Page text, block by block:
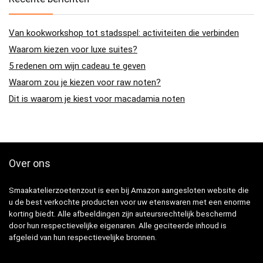
Van kookworkshop tot stadsspel: activiteiten die verbinden
Waarom kiezen voor luxe suites?
5 redenen om wijn cadeau te geven
Waarom zou je kiezen voor raw noten?
Dit is waarom je kiest voor macadamia noten
Over ons
Smaakatelierzoetenzout is een bij Amazon aangesloten website die
u de best verkochte producten voor uw etenswaren met een enorme
korting biedt. Alle afbeeldingen zijn auteursrechtelijk beschermd
door hun respectievelijke eigenaren. Alle geciteerde inhoud is
afgeleid van hun respectievelijke bronnen.